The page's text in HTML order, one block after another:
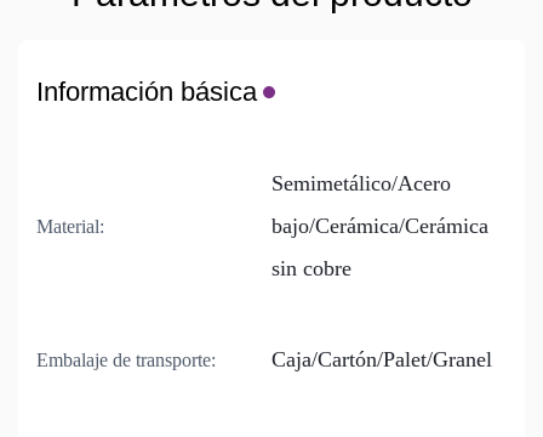
Información básica
Material:
Semimetálico/Acero
bajo/Cerámica/Cerámica
sin cobre
Embalaje de transporte: Caja/Cartón/Palet/Granel